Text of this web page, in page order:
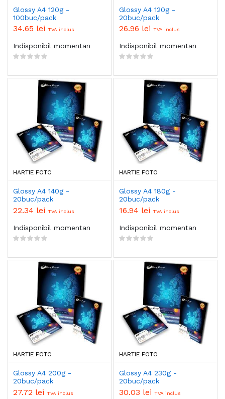
Glossy A4 120g -
100buc/pack
34.65 lei TVA inclus
Indisponibil momentan
Glossy A4 120g -
20buc/pack
26.96 lei TVA inclus
Indisponibil momentan
HARTIE FOTO
Glossy A4 140g -
20buc/pack
22.34 lei TVA inclus
Indisponibil momentan
HARTIE FOTO
Glossy A4 180g -
20buc/pack
16.94 lei TVA inclus
Indisponibil momentan
HARTIE FOTO
Glossy A4 200g -
20buc/pack
27.72 lei TVA inclus
HARTIE FOTO
Glossy A4 230g -
20buc/pack
30.03 lei TVA inclus